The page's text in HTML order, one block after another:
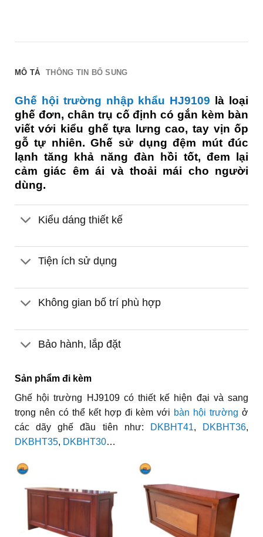
MÔ TẢ THÔNG TIN BỔ SUNG
Ghế hội trường nhập khẩu HJ9109 là loại
ghế đơn, chân trụ cố định có gắn kèm bàn
viết với kiểu ghế tựa lưng cao, tay vịn ốp
gỗ tự nhiên. Ghế sử dụng đệm mút đúc
lạnh tăng khả năng đàn hồi tốt, đem lại
cảm giác êm ái và thoải mái cho người
dùng.
Kiểu dáng thiết kế
Tiện ích sử dụng
Không gian bố trí phù hợp
Bảo hành, lắp đặt
Sản phẩm đi kèm
Ghế hội trường HJ9109 có thiết kế hiện đại và sang
trọng nên có thể kết hợp đi kèm với bàn hội trường ở
các dãy ghế đầu tiên như:
DKBHT41, DKBHT36,
DKBHT35, DKBHT30…